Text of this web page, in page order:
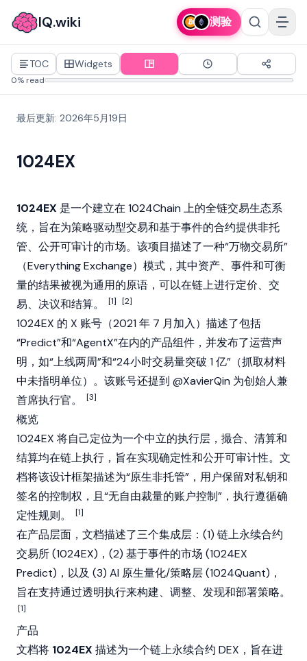
IQ.wiki 测验
TOC Widgets
0% read
最后更新: 2026年5月19日
1024EX
1024EX 是一个建立在 1024Chain 上的全链交易生态系
统，旨在为策略驱动型交易和基于事件的合约提供非托
管、公开可审计的市场。该项目描述了一种“万物交易所”
（Everything Exchange）模式，其中资产、事件和可衡
量的结果被视为通用的原语，可以在链上进行定价、交
易、决议和结算。
[1] [2]
1024EX 的 X 账号（2021 年 7 月加入）描述了包括
“Predict”和“AgentX”在内的产品组件，并发布了运营声
明，如“上线两周”和“24小时交易量突破 1 亿”（抓取材料
中未指明单位）。该账号还提到 @XavierQin 为创始人兼
首席执行官。
[3]
概览
1024EX 将自己定位为一个中立的执行层，撮合、清算和
结算均在链上执行，旨在实现确定性和公开可审计性。文
档将该设计框架描述为“原生非托管”，用户保留对私钥和
签名的控制权，且“无自由裁量的账户控制”，执行遵循确
定性规则。
[1]
在产品层面，文档描述了三个集成层：(1) 链上永续合约
交易所 (1024EX)，(2) 基于事件的市场 (1024EX
Predict)，以及 (3) AI 原生量化/策略层 (1024Quant)，
旨在支持通过透明执行来构建、调整、发现和部署策略。
[1]
产品
文档将 1024EX 描述为一个链上永续合约 DEX，旨在进